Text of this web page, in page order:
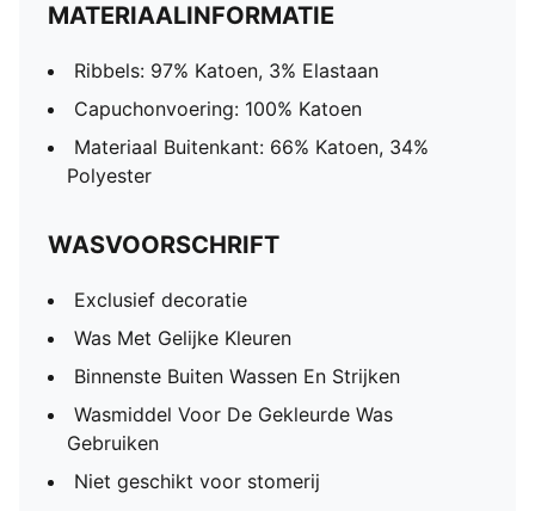
MATERIAALINFORMATIE
Ribbels: 97% Katoen, 3% Elastaan
Capuchonvoering: 100% Katoen
Materiaal Buitenkant: 66% Katoen, 34%
Polyester
WASVOORSCHRIFT
Exclusief decoratie
Was Met Gelijke Kleuren
Binnenste Buiten Wassen En Strijken
Wasmiddel Voor De Gekleurde Was
Gebruiken
Niet geschikt voor stomerij